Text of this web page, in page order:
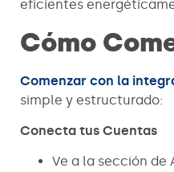
eficientes
Cómo
Comenzar con la
simple y estructurado:
Conecta tus Cuentas
Ve a la sección